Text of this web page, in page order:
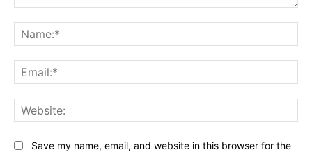
Save my name, email, and website in this browser for the